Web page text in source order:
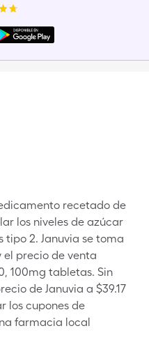
recetado de
los niveles de azúcar
tipo 2. Januvia se toma
precio de venta
100mg tabletas. Sin
de Januvia a $39.17
los cupones de
farmacia local